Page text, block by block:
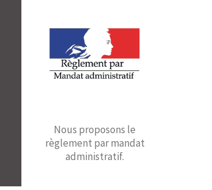
Nous proposons le
règlement par mandat
administratif.